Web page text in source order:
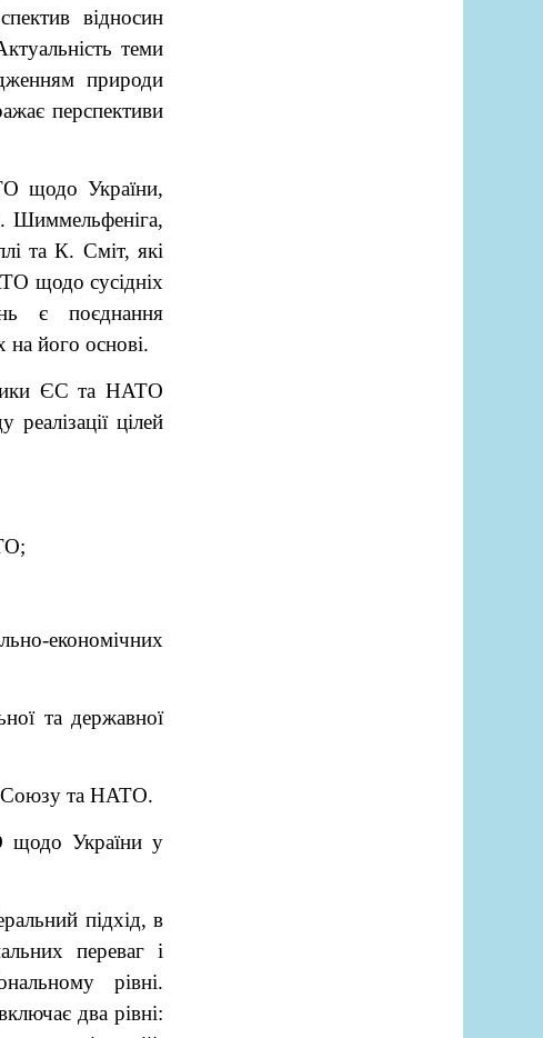
відносин
теми
природи
перспективи
щодо України,
Шиммельфеніга,
та К. Сміт, які
щодо сусідніх
є поєднання
на його основі.
ЄС та НАТО
цілей
економічних
та державної
Союзу та НАТО.
щодо України у
підхід, в
переваг і
рівні.
два рівні: